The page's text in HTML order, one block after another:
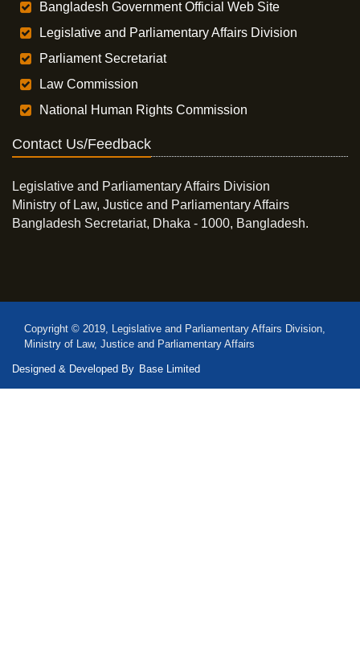
Bangladesh Government Official Web Site
Legislative and Parliamentary Affairs Division
Parliament Secretariat
Law Commission
National Human Rights Commission
Contact Us/Feedback
Legislative and Parliamentary Affairs Division
Ministry of Law, Justice and Parliamentary Affairs
Bangladesh Secretariat, Dhaka - 1000, Bangladesh.
Copyright © 2019, Legislative and Parliamentary Affairs Division,
Ministry of Law, Justice and Parliamentary Affairs
Designed & Developed By Base Limited